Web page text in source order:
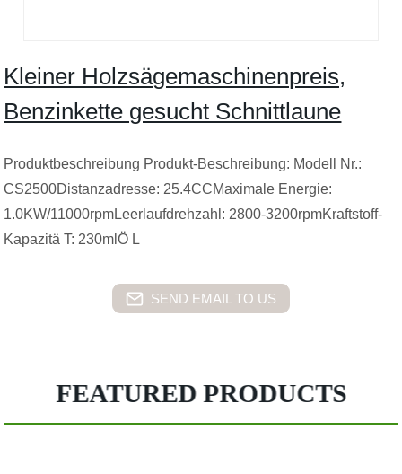
Kleiner Holzsägemaschinenpreis,
Benzinkette gesucht Schnittlaune
Produktbeschreibung Produkt-Beschreibung: Modell Nr.:
CS2500Distanzadresse: 25.4CCMaximale Energie:
1.0KW/11000rpmLeerlaufdrehzahl: 2800-3200rpmKraftstoff-
Kapazitä T: 230mlÖ L
SEND EMAIL TO US
FEATURED PRODUCTS